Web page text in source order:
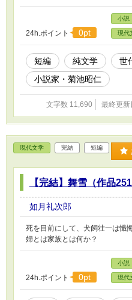
24h.ポイント 0pt
小説
現代
短編 純文学 世
小説家・菊池昭仁
文字数 11,690 最終更
現代文学 完結 短編
【完結】舞雪（作品
如月礼次郎
死を目前にして、犬飼壮一は懺
婦とは家族とは何か？
24h.ポイント 0pt
小説
現代